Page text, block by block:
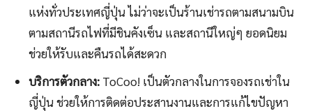
แห่งทั่วประเทศญี่ปุ่น ไม่ว่าจะเป็นร้านเช่ารถตามสนามบิน
ตามสถานีรถไฟที่มีชินคังเซ็น และสถานีใหญ่ๆ ยอดนิยม
ช่วยให้รับและคืนรถได้สะดวก
บริการตัวกลาง: ToCoo! เป็นตัวกลางในการจองรถเช่าใน
ญี่ปุ่น ช่วยให้การติดต่อประสานงานและการแก้ไขปัญหา